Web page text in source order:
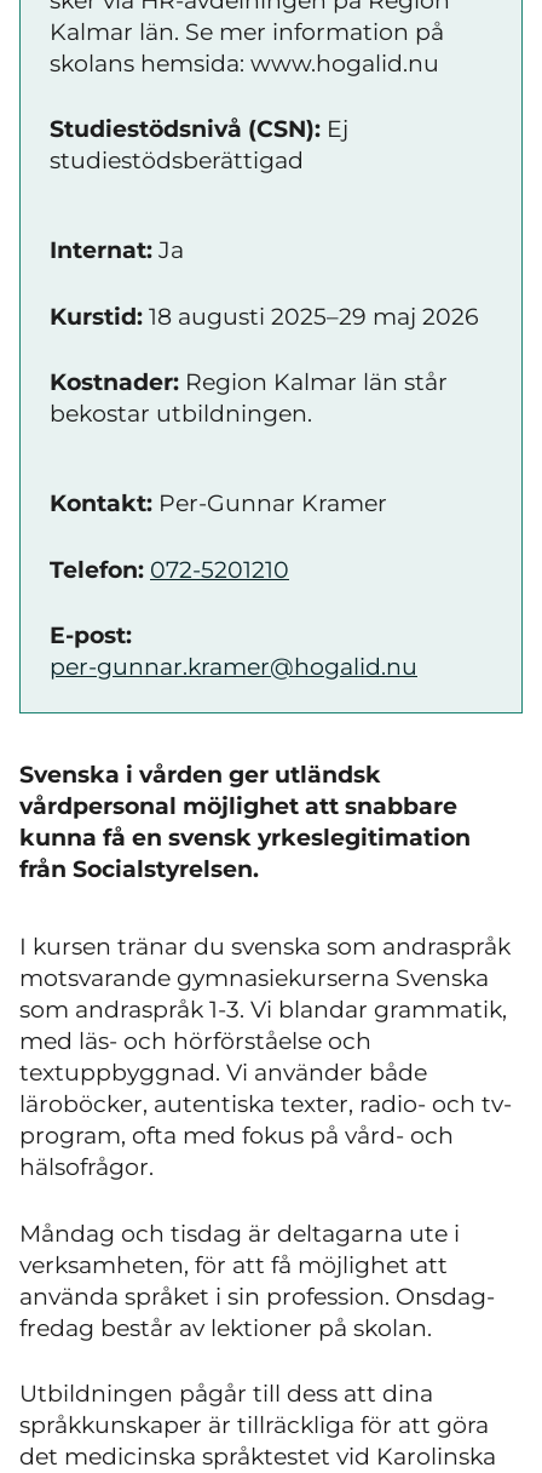
Kalmar län. Se mer information på
skolans hemsida: www.hogalid.nu
Studiestödsnivå (CSN): Ej
studiestödsberättigad
Internat: Ja
Kurstid: 18 augusti 2025–29 maj 2026
Kostnader: Region Kalmar län står
bekostar utbildningen.
Kontakt: Per-Gunnar Kramer
Telefon: 072-5201210
E-post:
per-gunnar.kramer@hogalid.nu
Svenska i vården ger utländsk
vårdpersonal möjlighet att snabbare
kunna få en svensk yrkeslegitimation
från Socialstyrelsen.
I kursen tränar du svenska som andraspråk
motsvarande gymnasiekurserna Svenska
som andraspråk 1-3. Vi blandar grammatik,
med läs- och hörförståelse och
textuppbyggnad. Vi använder både
läroböcker, autentiska texter, radio- och tv-
program, ofta med fokus på vård- och
hälsofrågor.
Måndag och tisdag är deltagarna ute i
verksamheten, för att få möjlighet att
använda språket i sin profession. Onsdag-
fredag består av lektioner på skolan.
Utbildningen pågår till dess att dina
språkkunskaper är tillräckliga för att göra
det medicinska språktestet vid Karolinska